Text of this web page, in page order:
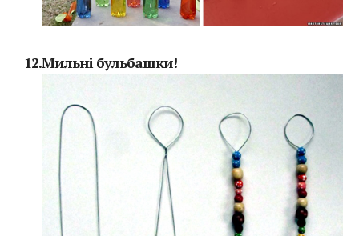
12.Мильні бульбашки!